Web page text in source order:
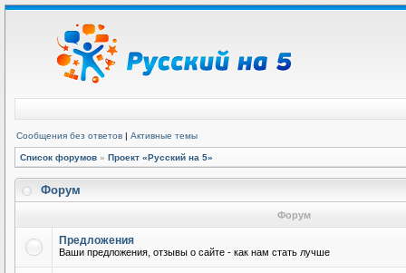
Сообщения без ответов | Активные темы
Список форумов » Проект «Русский на 5»
Форум
Форум
Предложения
Ваши предложения, отзывы о сайте - как нам стать лучше